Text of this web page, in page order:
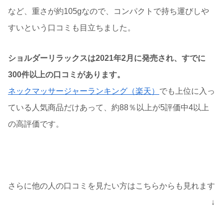
など、重さが約105gなので、コンパクトで持ち運びしや
すいという口コミも目立ちました。
ショルダーリラックスは2021年2月に発売され、すでに
300件以上の口コミがあります。
ネックマッサージャーランキング（楽天） でも上位に入っ
ている人気商品だけあって、約88％以上が5評価中4以上
の高評価です。
さらに他の人の口コミを見たい方はこちらからも見れます
↓